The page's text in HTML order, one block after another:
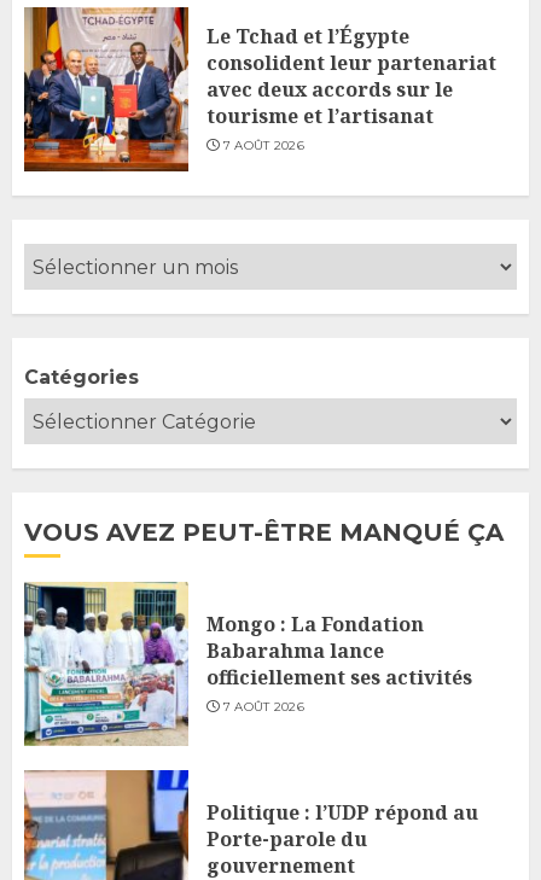
Le Tchad et l’Égypte
consolident leur partenariat
avec deux accords sur le
tourisme et l’artisanat
7 AOÛT 2026
Catégories
VOUS AVEZ PEUT-ÊTRE MANQUÉ ÇA
Mongo : La Fondation
Babarahma lance
officiellement ses activités
7 AOÛT 2026
Politique : l’UDP répond au
Porte-parole du
gouvernement